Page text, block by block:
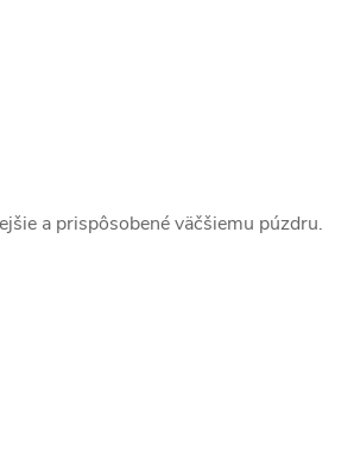
a prispôsobené väčšiemu púzdru.